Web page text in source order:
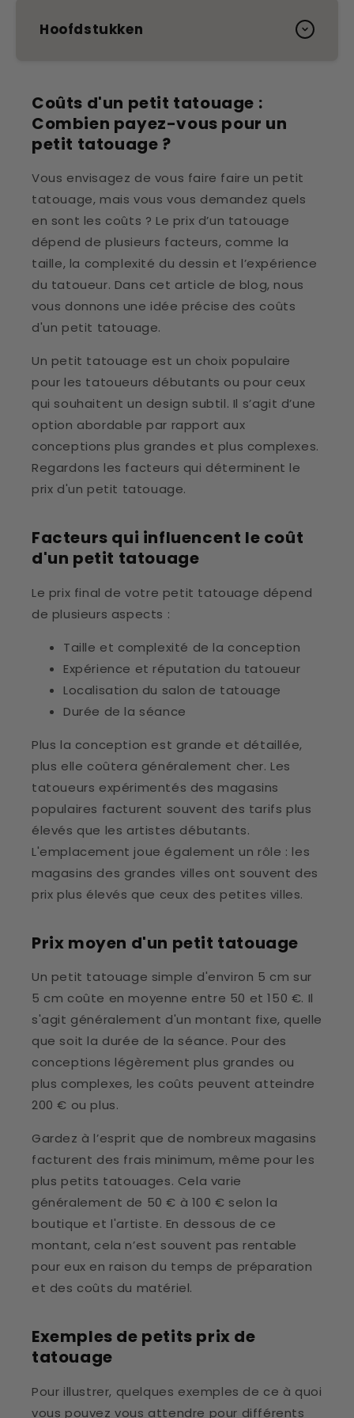
Hoofdstukken
Coûts d'un petit tatouage :
Combien payez-vous pour un
petit tatouage ?
Vous envisagez de vous faire faire un petit
tatouage, mais vous vous demandez quels
en sont les coûts ? Le prix d’un tatouage
dépend de plusieurs facteurs, comme la
taille, la complexité du dessin et l’expérience
du tatoueur. Dans cet article de blog, nous
vous donnons une idée précise des coûts
d'un petit tatouage.
Un petit tatouage est un choix populaire
pour les tatoueurs débutants ou pour ceux
qui souhaitent un design subtil. Il s’agit d’une
option abordable par rapport aux
conceptions plus grandes et plus complexes.
Regardons les facteurs qui déterminent le
prix d'un petit tatouage.
Facteurs qui influencent le coût
d'un petit tatouage
Le prix final de votre petit tatouage dépend
de plusieurs aspects :
Taille et complexité de la conception
Expérience et réputation du tatoueur
Localisation du salon de tatouage
Durée de la séance
Plus la conception est grande et détaillée,
plus elle coûtera généralement cher. Les
tatoueurs expérimentés des magasins
populaires facturent souvent des tarifs plus
élevés que les artistes débutants.
L'emplacement joue également un rôle : les
magasins des grandes villes ont souvent des
prix plus élevés que ceux des petites villes.
Prix ​​moyen d'un petit tatouage
Un petit tatouage simple d'environ 5 cm sur
5 cm coûte en moyenne entre 50 et 150 €. Il
s'agit généralement d'un montant fixe, quelle
que soit la durée de la séance. Pour des
conceptions légèrement plus grandes ou
plus complexes, les coûts peuvent atteindre
200 € ou plus.
Gardez à l’esprit que de nombreux magasins
facturent des frais minimum, même pour les
plus petits tatouages. Cela varie
généralement de 50 € à 100 € selon la
boutique et l'artiste. En dessous de ce
montant, cela n’est souvent pas rentable
pour eux en raison du temps de préparation
et des coûts du matériel.
Exemples de petits prix de
tatouage
Pour illustrer, quelques exemples de ce à quoi
vous pouvez vous attendre pour différents